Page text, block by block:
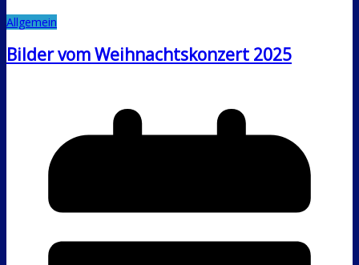
Allgemein
Bilder vom Weihnachtskonzert 2025